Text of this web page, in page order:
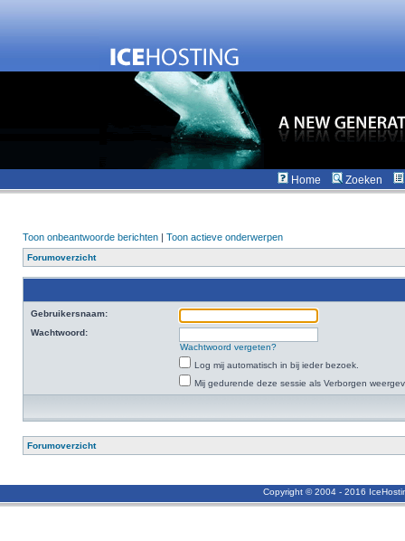
Home Zoeken
Toon onbeantwoorde berichten | Toon actieve onderwerpen
Forumoverzicht
Gebruikersnaam:
Wachtwoord:
Wachtwoord vergeten?
Log mij automatisch in bij ieder bezoek.
Mij gedurende deze sessie als Verborgen
Forumoverzicht
Copyright © 2004 - 2016